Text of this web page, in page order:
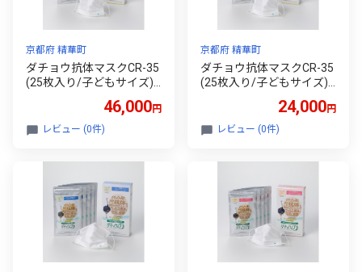
京都府 精華町
ダチョウ抗体マスクCR-35
(25枚入り/子どもサイズ)×
46,000円
レビュー (0件)
京都府 精華町
ダチョウ抗体マスクCR-35
(25枚入り/子どもサイズ)×
24,000円
レビュー (0件)